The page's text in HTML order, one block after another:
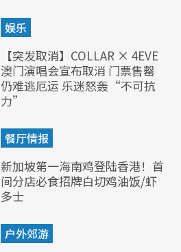
娱乐
【突发取消】COLLAR × 4EVE
澳门演唱会宣布取消 门票售罄
仍难逃厄运 乐迷怒轰“不可抗
力”
餐厅情报
新加坡第一海南鸡登陆香港！首
间分店必食招牌白切鸡油饭/虾
多士
户外郊游